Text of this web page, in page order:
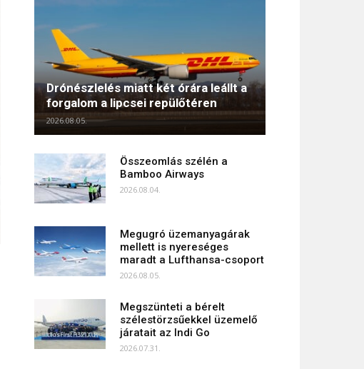
Drónészlelés miatt két órára leállt a
forgalom a lipcsei repülőtéren
2026.08.05.
Összeomlás szélén a
Bamboo Airways
2026.08.04.
Megugró üzemanyagárak
mellett is nyereséges
maradt a Lufthansa-csoport
2026.08.05.
Megszünteti a bérelt
szélestörzsűekkel üzemelő
járatait az Indi Go
2026.07.31.